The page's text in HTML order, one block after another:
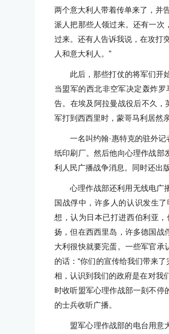
两个意大利人带着传单来了，并
派人把那些人领过来。还有一次
过来。还有人告诉我说，在攻打
人和意大利人。”
此后，那些打仗的将军们开
当盟军的西北非空军决定轰炸
告。在埃及阿拉曼战役后不久，
军打到西西里时，蒙哥马利居然
一名叫约翰·惠特克的驻外
纸印刷厂。然后他向心理作战部
利人民广播战争消息。同时还出
心理作战部还利用无线电广
国战俘中，许多人的认识发生
想，认为日本已打进西伯利亚
扬，但在西西里岛，许多德国战
大利很快就要完蛋。一些军官承
的话：“你们的宣传给我们带来
相，认识到我们的政府是在对我
时收听盟军心理作战部一刻不停
的士兵收听广播。
盟军心理作战部的电台用意